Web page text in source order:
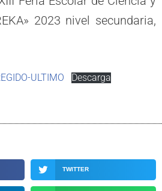
2023 nivel secundaria,
ULTIMO Descarga
TWITTER